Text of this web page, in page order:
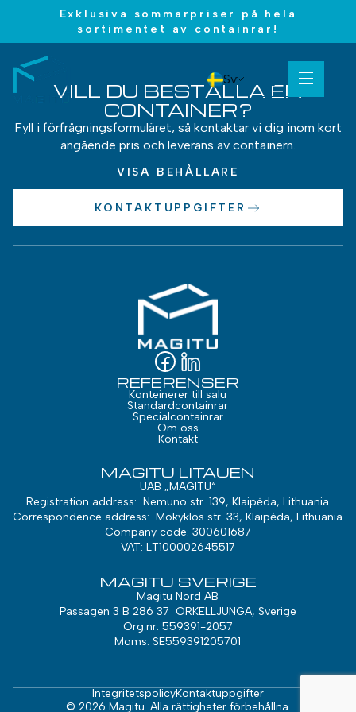
Exklusiva sommarpriser på hela
sortimentet av containrar!
Sv
VILL DU BESTÄLLA EN
CONTAINER?
Fyll i förfrågningsformuläret, så kontaktar vi dig inom kort
angående pris och leverans av containern.
VISA BEHÅLLARE
KONTAKTUPPGIFTER
REFERENSER
Konteinerer till salu
Standardcontainrar
Specialcontainrar
Om oss
Kontakt
MAGITU LITAUEN
UAB „MAGITU“
Registration address: Nemuno str. 139, Klaipėda, Lithuania
Correspondence address: Mokyklos str. 33, Klaipėda, Lithuania
Company code: 300601687
VAT: LT100002645517
MAGITU SVERIGE
Magitu Nord AB
Passagen 3 B 286 37 ÖRKELLJUNGA, Sverige
Org.nr: 559391-2057
Moms: SE559391205701
© 2026 Magitu. Alla rättigheter förbehållna.
IntegritetspolicyKontaktuppgifter